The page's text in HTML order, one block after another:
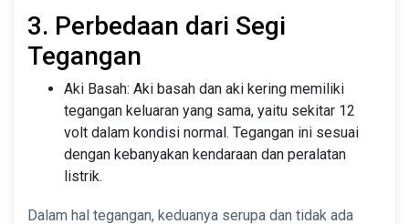
3. Perbedaan dari Segi
Tegangan
Aki Basah: Aki basah dan aki kering memiliki
tegangan keluaran yang sama, yaitu sekitar 12
volt dalam kondisi normal. Tegangan ini sesuai
dengan kebanyakan kendaraan dan peralatan
listrik.
Dalam hal tegangan, keduanya serupa dan tidak ada